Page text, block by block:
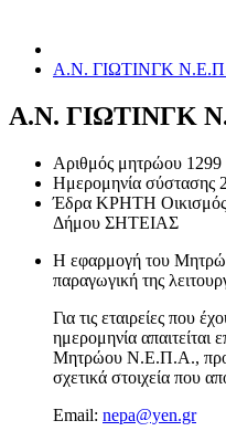
Α.Ν. ΓΙΩΤΙΝΓΚ
Α.Ν. ΓΙΩΤΙΝΓΚ
Αριθμός μητρώου 1299
Ημερομηνία σύστασης
Έδρα ΚΡΗΤΗ
Δήμου ΣΗΤΕΙΑΣ
Η εφαρμογή του
παραγωγική της
Για τις εταιρείες που
ημερομηνία απαιτείται
Μητρώου Ν.Ε.Π.Α.,
σχετικά στοιχεία που
Email: nepa@yen.gr